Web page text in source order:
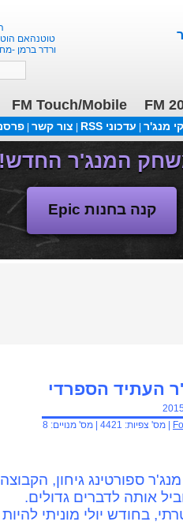
טוטנהאם
ורדר ברמן -
FM
FM Touch/Mobile
מנג'ר עדכוני RSS צור קשר
קנה בחנות Epic
העתיד הספרדי
| מס' צפיות: 4421 | מס' מנויים: 8
ספורטינג גיחון,
אותה לדברים גדולים.
בחודש יולי מוניתי